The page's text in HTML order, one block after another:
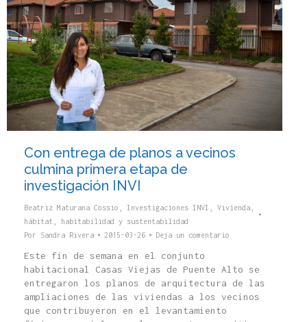
Con entrega de planos a vecinos
culmina primera etapa de
investigación INVI
Beatriz Maturana Cossio Investigaciones INVI
Vivienda,
hábitat, habitabilidad y sustentabilidad
Por Sandra Rivera 2015-03-26 Deja un comentario
Este fin de semana en el conjunto
habitacional Casas Viejas de Puente Alto se
entregaron los planos de arquitectura de las
ampliaciones de las viviendas a los vecinos
que contribuyeron en el levantamiento